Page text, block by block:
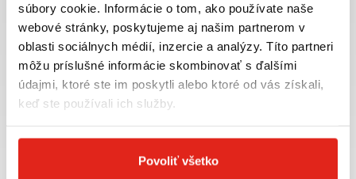
súbory cookie. Informácie o tom, ako používate naše
webové stránky, poskytujeme aj našim partnerom v
oblasti sociálnych médií, inzercie a analýzy. Títo partneri
môžu príslušné informácie skombinovať s ďalšími
údajmi, ktoré ste im poskytli alebo ktoré od vás získali,
keď ste používali ich služby.
Povoliť všetko
Najväčší výber moto
príslušenstva ihneď k
odberu
Doprava ZADARMO pre
objednávky nad 50€ v rámci
SR